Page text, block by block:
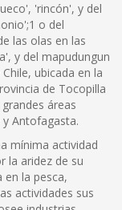
'rincón', y del
o del
las olas en las
y del mapudungun
ubicada en la
de Tocopilla
áreas
Antofagasta.
mínima actividad
la aridez de su
la pesca,
actividades sus